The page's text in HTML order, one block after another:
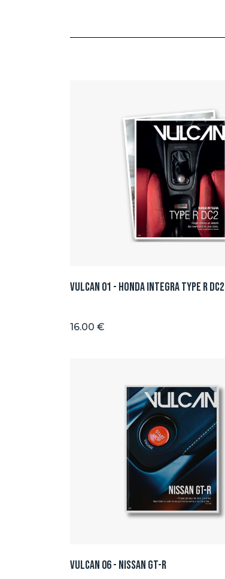
Vulcan 01 - Honda integra type R DC2
16.00 €
Vulcan 06 - Nissan GT-R